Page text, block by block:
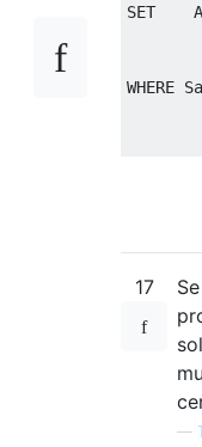
SET
WHERE
17
—